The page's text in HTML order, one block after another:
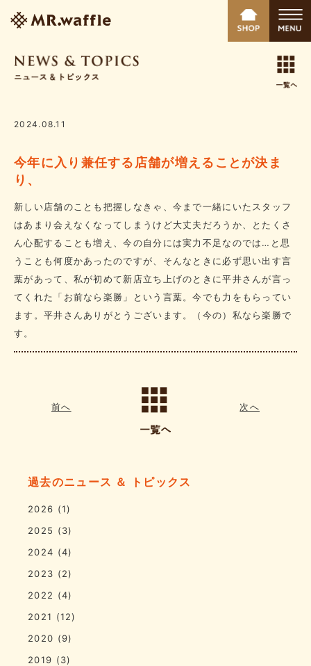
2024.08.11
今年に入り兼任する店舗が増えることが決ま
り、
新しい店舗のことも把握しなきゃ、今まで一緒にいたスタッフ
はあまり会えなくなってしまうけど大丈夫だろうか、とたくさ
ん心配することも増え、今の自分には実力不足なのでは…と思
うことも何度かあったのですが、そんなときに必ず思い出す言
葉があって、私が初めて新店立ち上げのときに平井さんが言っ
てくれた「お前なら楽勝」という言葉。今でも力をもらってい
ます。平井さんありがとうございます。（今の）私なら楽勝で
す。
前へ 次へ
過去のニュース ＆ トピックス
2026 (1)
2025 (3)
2024 (4)
2023 (2)
2022 (4)
2021 (12)
2020 (9)
2019 (3)